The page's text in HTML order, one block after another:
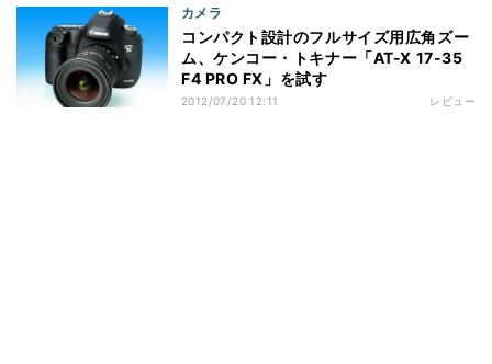
カメラ
コンパクト設計のフルサイズ用広角ズー
ム、ケンコー・トキナー「AT-X 17-35
F4 PRO FX」を試す
2012/07/20 12:11 レビュー